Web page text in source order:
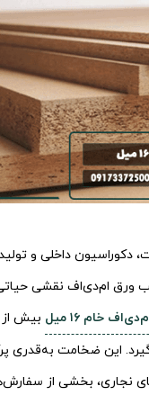
دکوراسیون داخلی و
ورق ام‌دی‌اف نقشی حیاتی
خام ۱۶ میل
بیش از
این ضخامت به‌قدری
نجاری، بخشی از